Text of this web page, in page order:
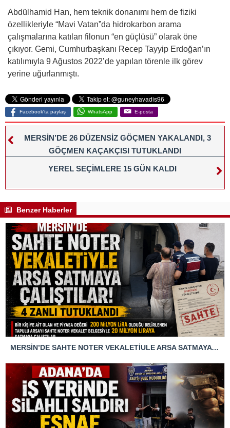
Abdülhamid Han, hem teknik donanımı hem de fiziki
özellikleriyle “Mavi Vatan”da hidrokarbon arama
çalışmalarına katılan filonun “en güçlüsü” olarak öne
çıkıyor. Gemi, Cumhurbaşkanı Recep Tayyip Erdoğan’ın
katılımıyla 9 Ağustos 2022’de yapılan törenle ilk görev
yerine uğurlanmıştı.
Facebook'ta paylaş WhatsApp E-posta
MERSİN’DE 26 DÜZENSİZ GÖÇMEN YAKALANDI, 3
GÖÇMEN KAÇAKÇISI TUTUKLANDI
YEREL SEÇİMLERE 15 GÜN KALDI
Benzer Haberler
MERSİN’DE SAHTE NOTER VEKALETİULE ARSA SATMAYA ÇALIŞTIRLAR